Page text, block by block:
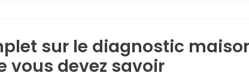
sur le diagnostic
vous devez savoir